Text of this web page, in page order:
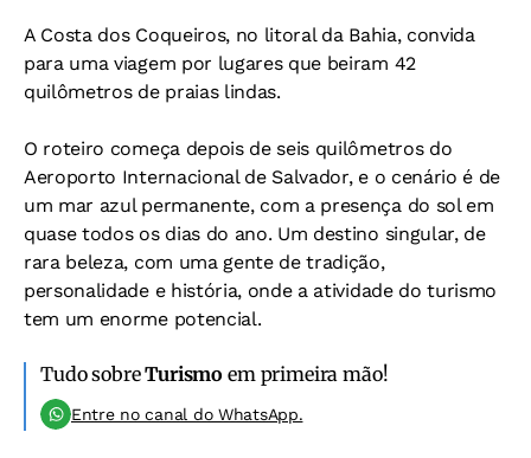
A Costa dos Coqueiros, no litoral da Bahia, convida
para uma viagem por lugares que beiram 42
quilômetros de praias lindas.
O roteiro começa depois de seis quilômetros do
Aeroporto Internacional de Salvador, e o cenário é de
um mar azul permanente, com a presença do sol em
quase todos os dias do ano. Um destino singular, de
rara beleza, com uma gente de tradição,
personalidade e história, onde a atividade do turismo
tem um enorme potencial.
Tudo sobreTurismo em primeira mão!
Entre no canal do WhatsApp.